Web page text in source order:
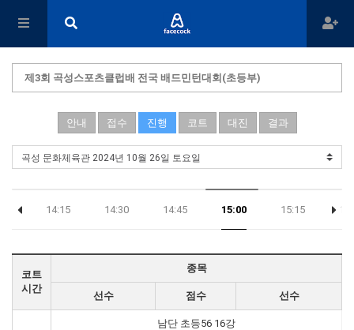
제3회 곡성스포츠클럽배 전국 배드민턴대회(초등부)
안내 접수 진행 코트 대진 결과
14:15 14:30 14:45 15:00 15:15
코트
시간
종목
선수 점수 선수
남단 초등56 16강